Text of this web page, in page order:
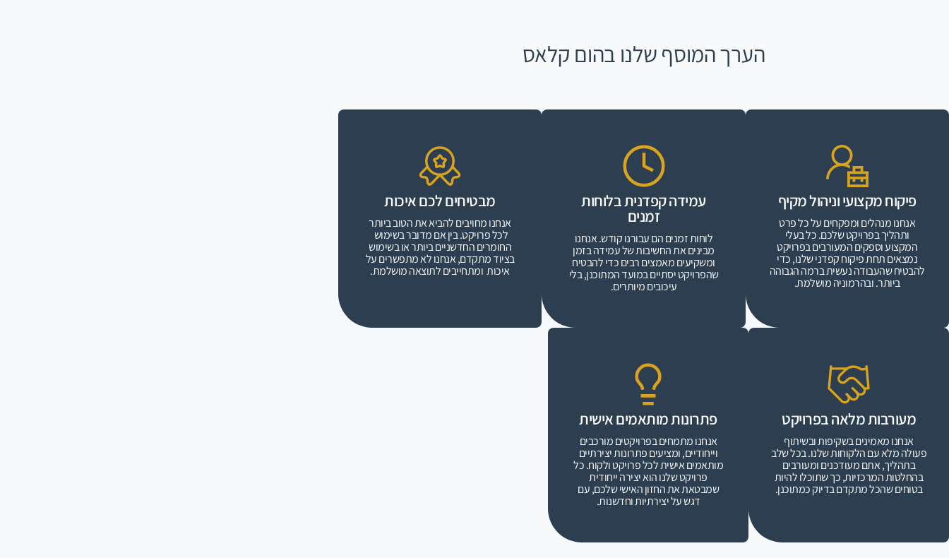
הערך המוסף שלנו בהום קלאס
פיקוח מקצועי וניהול מקיף
אנחנו מנהלים ומפקחים על כל פרט
ותהליך בפרויקט שלכם. כל בעלי
המקצוע וספקים המעורבים בפרויקט
נמצאים תחת פיקוח קפדני שלנו, כדי
להבטיח שהעבודה נעשית ברמה הגבוהה
ביותר. ובהרמוניה מושלמת.
עמידה קפדנית בלוחות
זמנים
לוחות זמנים הם עבורנו קודש. אנחנו
מבינים את החשיבות של עמידה בזמן
ומשקיעים מאמצים רבים כדי להבטיח
שהפרויקט יסתיים במועד המתוכנן, בלי
עיכובים מיותרים.
מבטיחים לכם איכות
אנחנו מחויבים להביא את הטוב ביותר
לכל פרויקט. בין אם מדובר בשימוש
החומרים החדשניים ביותר או בשימוש
בציוד מתקדם, אנחנו לא מתפשרים על
איכות ומתחייבים לתוצאה מושלמת.
מעורבות מלאה בפרויקט
אנחנו מאמינים בשקיפות ובשיתוף
פעולה מלא עם הלקוחות שלנו. בכל שלב
בתהליך, אתם מעודכנים ומעורבים
בהחלטות המרכזיות, כך שתוכלו להיות
בטוחים שהכל מתקדם בדיוק כמתוכנן.
פתרונות מותאמים אישית
אנחנו מתמחים בפרויקטים מורכבים
וייחודיים, ומציעים פתרונות יצירתיים
מותאמים אישית לכל פרויקט ולקוח. כל
פרויקט שלנו הוא יצירה ייחודית
שמבטאת את החזון האישי שלכם, עם
דגש על יצירתיות וחדשנות.